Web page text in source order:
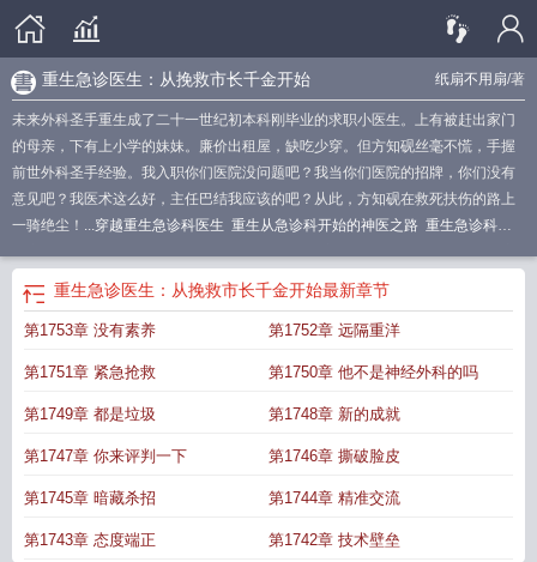
纸扇不用扇/著
重生急诊医生：从挽救市长千金开始
未来外科圣手重生成了二十一世纪初本科刚毕业的求职小医生。上有被赶出家门
的母亲，下有上小学的妹妹。廉价出租屋，缺吃少穿。但方知砚丝毫不慌，手握
前世外科圣手经验。我入职你们医院没问题吧？我当你们医院的招牌，你们没有
意见吧？我医术这么好，主任巴结我应该的吧？从此，方知砚在救死扶伤的路上
一骑绝尘！...穿越重生急诊科医生 重生从急诊科开始的神医之路 重生急诊科医
急救医生 重生急诊科医生的 重生急诊科医生 重生急诊科医生之
科医生
生急诊医生全文免费阅读
重生之急诊科医生txt重生之急诊室
室穿越或重生到急诊医生 重生到急诊科医生的 重生到急诊科的 重生急诊科医
生之何建一 重生急诊科医生之我是何建一重生急珍科医生重生之急诊科医
重生急诊医生：从挽救市长千金开始最新章节
第1753章 没有素养 第1752章 远隔重洋
第1751章 紧急抢救 第1750章 他不是神经外科的吗
第1749章 都是垃圾 第1748章 新的成就
第1747章 你来评判一下 第1746章 撕破脸皮
第1745章 暗藏杀招 第1744章 精准交流
第1743章 态度端正 第1742章 技术壁垒